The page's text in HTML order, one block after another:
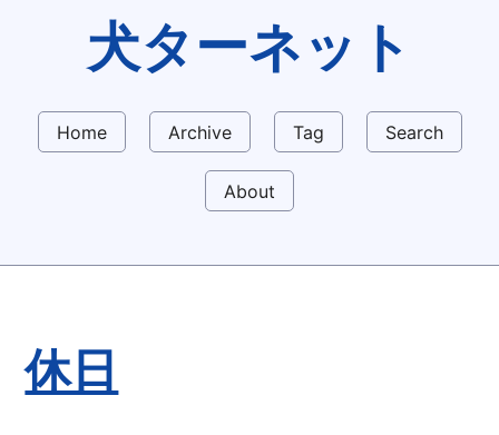
犬ターネット
Home Archive Tag Search
About
休日